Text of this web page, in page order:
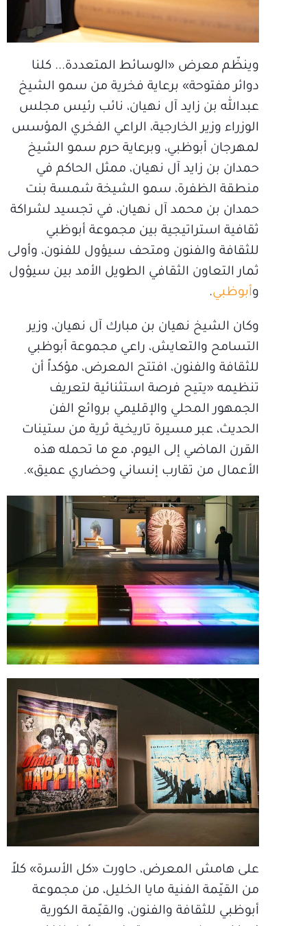
وينظّم معرض «الوسائط المتعددة... كلنا
دوائر مفتوحة» برعاية فخرية من سمو الشيخ
عبدالله بن زايد آل نهيان، نائب رئيس مجلس
الوزراء وزير الخارجية، الراعي الفخري المؤسس
لمهرجان أبوظبي، وبرعاية حرم سمو الشيخ
حمدان بن زايد آل نهيان، ممثل الحاكم في
منطقة الظفرة، سمو الشيخة شمسة بنت
حمدان بن محمد آل نهيان، في تجسيد لشراكة
ثقافية استراتيجية بين مجموعة أبوظبي
للثقافة والفنون ومتحف سيؤول للفنون، وأولى
ثمار التعاون الثقافي الطويل الأمد بين سيؤول
وأبوظبي.
وكان الشيخ نهيان بن مبارك آل نهيان، وزير
التسامح والتعايش، راعي مجموعة أبوظبي
للثقافة والفنون، افتتح المعرض، مؤكداً أن
تنظيمه «يتيح فرصة استثنائية لتعريف
الجمهور المحلي والإقليمي بروائع الفن
الحديث، عبر مسيرة تاريخية ثرية من ستينات
القرن الماضي إلى اليوم، مع ما تحمله هذه
الأعمال من تقارب إنساني وحضاري عميق».
على هامش المعرض، حاورت «كل الأسرة» كلاً
من القيّمة الفنية مايا الخليل، من مجموعة
أبوظبي للثقافة والفنون، والقيّمة الكورية